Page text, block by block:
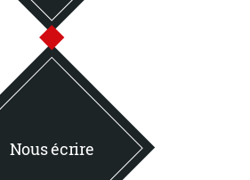
Nous écrire